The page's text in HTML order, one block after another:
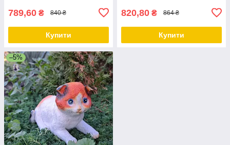
789,60 ₴ 840 ₴
Купити
820,80 ₴ 864 ₴
Купити
–5%